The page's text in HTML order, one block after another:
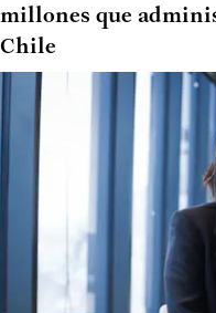
millones que
Chile